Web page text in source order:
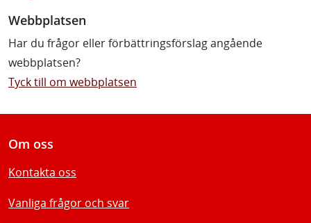
Webbplatsen
Har du frågor eller förbättringsförslag angående
webbplatsen?
Tyck till om webbplatsen
Om oss
Kontakta oss
Vanliga frågor och svar